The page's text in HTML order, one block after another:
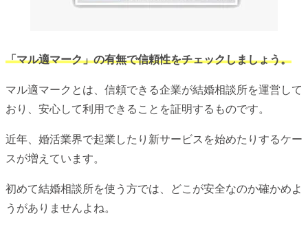
「マル適マーク」の有無で信頼性をチェックしましょう。
マル適マークとは、信頼できる企業が結婚相談所を運営して
おり、安心して利用できることを証明するものです。
近年、婚活業界で起業したり新サービスを始めたりするケー
スが増えています。
初めて結婚相談所を使う方では、どこが安全なのか確かめよ
うがありませんよね。